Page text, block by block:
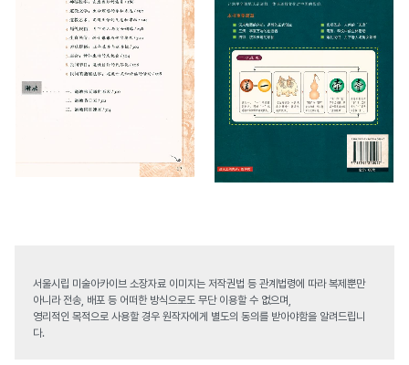
서울시립 미술아카이브 소장자료 이미지는 저작권법 등 관계법령에 따라 복제뿐만
아니라 전송, 배포 등 어떠한 방식으로도 무단 이용할 수 없으며,
영리적인 목적으로 사용할 경우 원작자에게 별도의 동의를 받아야함을 알려드립니
다.